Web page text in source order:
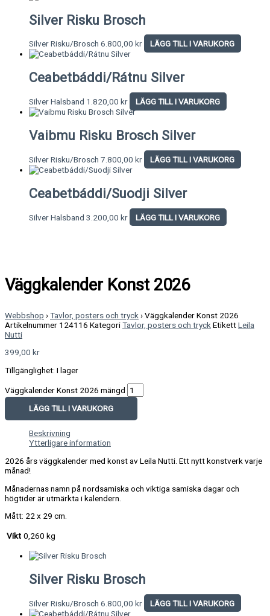
Silver Risku Brosch
Silver Risku/Brosch 6.800,00 kr LÄGG TILL I VARUKORG
Ceabetbáddi/Rátnu Silver
Silver Halsband 1.820,00 kr LÄGG TILL I VARUKORG
Vaibmu Risku Brosch Silver
Silver Risku/Brosch 7.800,00 kr LÄGG TILL I VARUKORG
Ceabetbáddi/Suodji Silver
Silver Halsband 3.200,00 kr LÄGG TILL I VARUKORG
Väggkalender Konst 2026
Webbshop ›Tavlor, posters och tryck ›Väggkalender Konst 2026
Artikelnummer 124116 KategoriTavlor, posters och tryck EtikettLeila
Nutti
399,00 kr
Tillgänglighet: I lager
Väggkalender Konst 2026 mängd
LÄGG TILL I VARUKORG
Beskrivning
Ytterligare information
2026 års väggkalender med konst av Leila Nutti. Ett nytt konstverk varje
månad!
Månadernas namn på nordsamiska och viktiga samiska dagar och
högtider är utmärkta i kalendern.
Mått: 22 x 29 cm.
Vikt 0,260 kg
Silver Risku Brosch
Silver Risku/Brosch 6.800,00 kr LÄGG TILL I VARUKORG